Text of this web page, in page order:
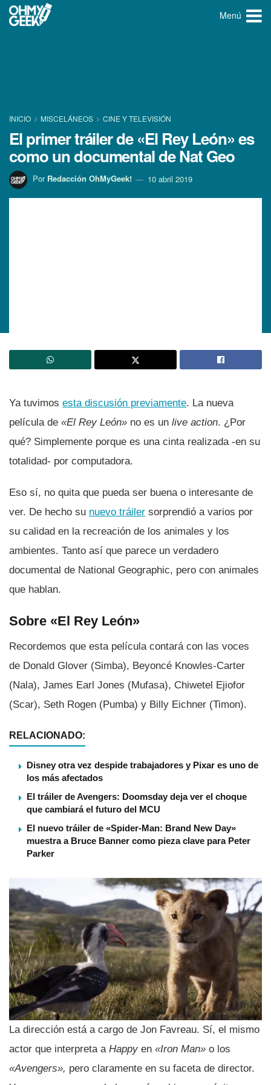
Menú
INICIO MISCELÁNEOS CINE Y TELEVISIÓN
El primer tráiler de «El Rey León» es
como un documental de Nat Geo
Por Redacción OhMyGeek! 10 abril 2019
Ya tuvimos esta discusión previamente. La nueva
pelí­cula de «El Rey León» no es un live action. ¿Por
qué? Simplemente porque es una cinta realizada -en su
totalidad- por computadora.
Eso sí­, no quita que pueda ser buena o interesante de
ver. De hecho su nuevo tráiler sorprendió a varios por
su calidad en la recreación de los animales y los
ambientes. Tanto así­ que parece un verdadero
documental de National Geographic, pero con animales
que hablan.
Sobre «El Rey León»
Recordemos que esta pelí­cula contará con las voces
de Donald Glover (Simba), Beyoncé Knowles-Carter
(Nala), James Earl Jones (Mufasa), Chiwetel Ejiofor
(Scar), Seth Rogen (Pumba) y Billy Eichner (Timon).
RELACIONADO:
Disney otra vez despide trabajadores y Pixar es uno de
los más afectados
El tráiler de Avengers: Doomsday deja ver el choque
que cambiará el futuro del MCU
El nuevo tráiler de «Spider-Man: Brand New Day»
muestra a Bruce Banner como pieza clave para Peter
Parker
La dirección está a cargo de Jon Favreau. Sí­, el mismo
actor que interpreta a Happy en «Iron Man» o los
«Avengers», pero claramente en su faceta de director.